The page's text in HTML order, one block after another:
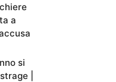
a
si
|